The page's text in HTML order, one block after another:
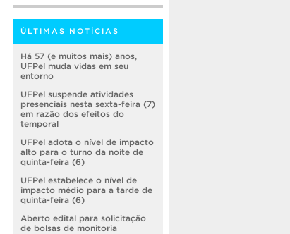
ÚLTIMAS NOTÍCIAS
Há 57 (e muitos mais) anos,
UFPel muda vidas em seu
entorno
UFPel suspende atividades
presenciais nesta sexta-feira (7)
em razão dos efeitos do
temporal
UFPel adota o nível de impacto
alto para o turno da noite de
quinta-feira (6)
UFPel estabelece o nível de
impacto médio para a tarde de
quinta-feira (6)
Aberto edital para solicitação
de bolsas de monitoria